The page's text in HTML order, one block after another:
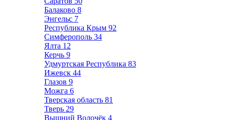
Балаково 8
Энгельс 7
Республика Крым 92
Симферополь 34
Ялта 12
Керчь 9
Удмуртская Республика 83
Ижевск 44
Глазов 9
Можга 6
Тверская область 81
Тверь 29
Вышний Волочёк 4